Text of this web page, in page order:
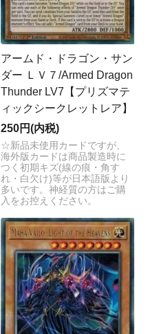
アームド・ドラゴン・サン
ダー ＬＶ７/Armed Dragon
Thunder LV7【プリズマテ
ィックシークレットレア】
250円(内税)
☆新品未使用カードですが、
海外版カードは商品製造時に
つく初期キズ(線の痕・角す
れ・白欠け)等が日本語版より
多いです。神経質の方はご購
入をお控えください。